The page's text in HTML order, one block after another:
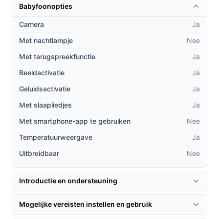
Geen WiFi nodig:
internetverbinding, waardoor hij altijd betrouwbaar
is.
Gebruiksvriendelijke installatie:
De automatische
zonder technische kennis.
Langdurige batterijduur:
Met een krachtige 1150
mAh batterij kun je langdurig gebruik maken van de
Gebruik & praktische tips
Voor een optimaal resultaat met de Orretti V11 babyfoon,
volg deze stappen:
Installatie & setup
Babyfoonopties
Camera
Ja
Met nachtlampje
Nee
Met terugspreekfunctie
Ja
Beeldactivatie
Ja
Geluidsactivatie
Ja
Met slaapliedjes
Ja
Met smartphone-app te gebruiken
Nee
Temperatuurweergave
Ja
Uitbreidbaar
Nee
Introductie en ondersteuning
Mogelijke vereisten instellen en gebruik